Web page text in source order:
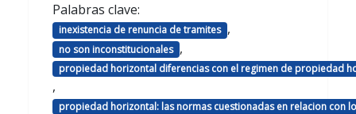
Palabras clave:
inexistencia de renuncia de tramites ,
no son inconstitucionales ,
propiedad horizontal diferencias con el regimen de propiedad
,
propiedad horizontal: las normas cuestionadas en relacion con